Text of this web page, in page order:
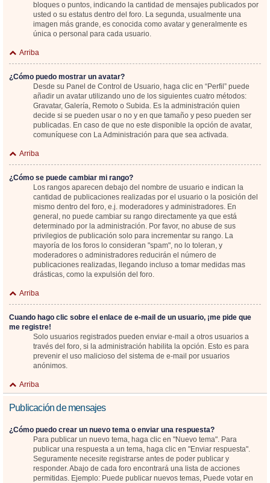
bloques o puntos, indicando la cantidad de mensajes publicados por
usted o su estatus dentro del foro. La segunda, usualmente una
imagen más grande, es conocida como avatar y generalmente es
única o personal para cada usuario.
Arriba
¿Cómo puedo mostrar un avatar?
Desde su Panel de Control de Usuario, haga clic en “Perfil” puede
añadir un avatar utilizando uno de los siguientes cuatro métodos:
Gravatar, Galería, Remoto o Subida. Es la administración quien
decide si se pueden usar o no y en que tamaño y peso pueden ser
publicadas. En caso de que no este disponible la opción de avatar,
comuníquese con La Administración para que sea activada.
Arriba
¿Cómo se puede cambiar mi rango?
Los rangos aparecen debajo del nombre de usuario e indican la
cantidad de publicaciones realizadas por el usuario o la posición del
mismo dentro del foro, e.j. moderadores y administradores. En
general, no puede cambiar su rango directamente ya que está
determinado por la administración. Por favor, no abuse de sus
privilegios de publicación solo para incrementar su rango. La
mayoría de los foros lo consideran "spam", no lo toleran, y
moderadores o administradores reducirán el número de
publicaciones realizadas, llegando incluso a tomar medidas mas
drásticas, como la expulsión del foro.
Arriba
Cuando hago clic sobre el enlace de e-mail de un usuario, ¡me pide que
me registre!
Solo usuarios registrados pueden enviar e-mail a otros usuarios a
través del foro, si la administración habilita la opción. Esto es para
prevenir el uso malicioso del sistema de e-mail por usuarios
anónimos.
Arriba
Publicación de mensajes
¿Cómo puedo crear un nuevo tema o enviar una respuesta?
Para publicar un nuevo tema, haga clic en "Nuevo tema". Para
publicar una respuesta a un tema, haga clic en "Enviar respuesta".
Seguramente necesite registrarse antes de poder publicar y
responder. Abajo de cada foro encontrará una lista de acciones
permitidas. Ejemplo: Puede publicar nuevos temas, Puede votar en